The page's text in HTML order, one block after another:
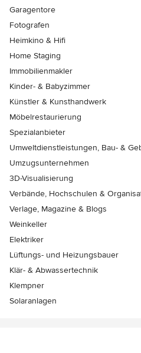
Garagentore
Fotografen
Heimkino & Hifi
Home Staging
Immobilienmakler
Kinder- & Babyzimmer
Künstler & Kunsthandwerk
Möbelrestaurierung
Spezialanbieter
Umweltdienstleistungen, Bau- &
Umzugsunternehmen
3D-Visualisierung
Verbände, Hochschulen &
Verlage, Magazine & Blogs
Weinkeller
Elektriker
Lüftungs- und Heizungsbauer
Klär- & Abwassertechnik
Klempner
Solaranlagen